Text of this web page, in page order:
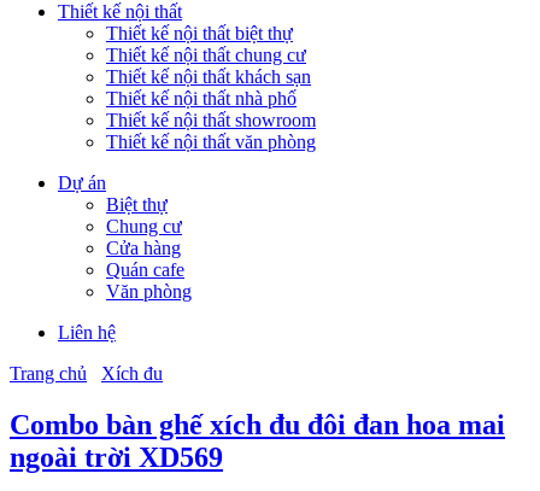
Thiết kế nội thất
Thiết kế nội thất biệt thự
Thiết kế nội thất chung cư
Thiết kế nội thất khách sạn
Thiết kế nội thất nhà phố
Thiết kế nội thất showroom
Thiết kế nội thất văn phòng
Dự án
Biệt thự
Chung cư
Cửa hàng
Quán cafe
Văn phòng
Liên hệ
Trang chủ
Xích đu
Combo bàn ghế xích đu đôi đan hoa mai
ngoài trời XD569